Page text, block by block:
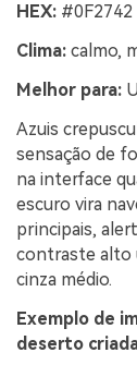
HEX:
Clima: calmo,
Melhor para:
Azuis
sensação de
na interface
escuro vira
principais,
contraste alto
cinza médio.
Exemplo de
deserto